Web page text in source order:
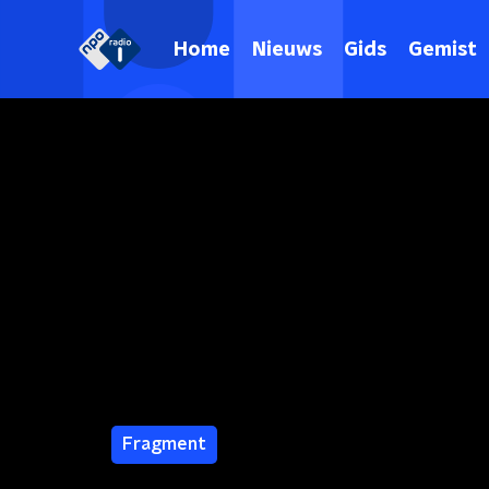
Home Nieuws Gids Gemist
Fragment